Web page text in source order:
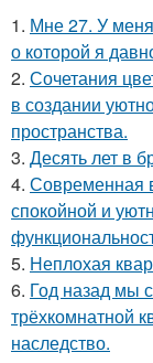
1. Мне 27. У
о которой я
2. Сочетания
в создании
пространства.
3. Десять лет в
4. Современная
спокойной и
5. Неплохая
6. Год назад мы
трёхкомнатной
наследство.